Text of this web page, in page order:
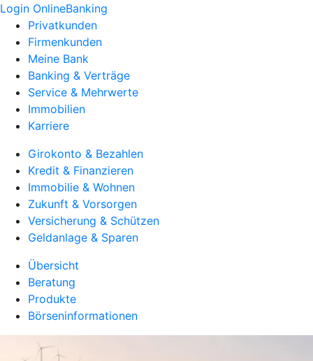
Login OnlineBanking
Privatkunden
Firmenkunden
Meine Bank
Banking & Verträge
Service & Mehrwerte
Immobilien
Karriere
Girokonto & Bezahlen
Kredit & Finanzieren
Immobilie & Wohnen
Zukunft & Vorsorgen
Versicherung & Schützen
Geldanlage & Sparen
Übersicht
Beratung
Produkte
Börseninformationen